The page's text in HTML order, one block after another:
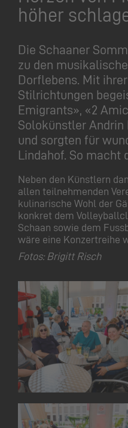
höher
Die Schaaner
zu den
Dorflebens. Mit
Stilrichtungen
Emigrants», «2
Solokünstler
und sorgten für
Lindahof. So macht
Neben den Künstlern
allen teilnehmenden
kulinarische Wohl der
konkret dem
Schaan sowie dem
wäre eine Konzertreihe
Fotos: Brigitt Risch